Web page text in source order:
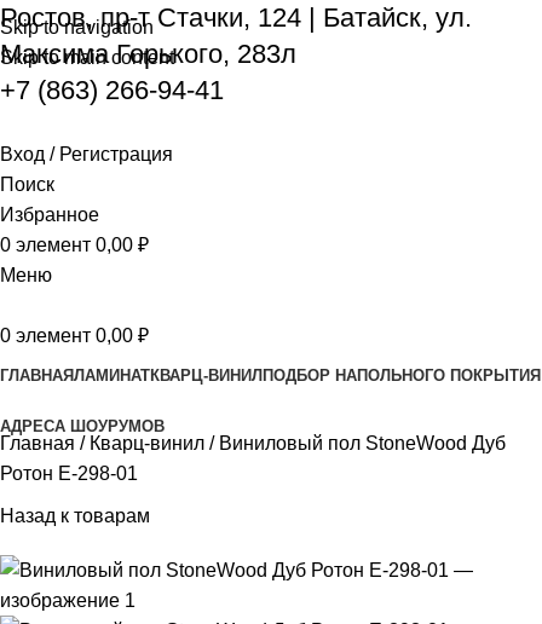
Skip to navigation
Skip to main content
Ростов, пр-т Стачки, 124 | Батайск, ул.
Максима Горького, 283л
+7 (863) 266-94-41
Вход / Регистрация
Поиск
Избранное
0 элемент 0,00 ₽
Меню
0 элемент 0,00 ₽
ГЛАВНАЯЛАМИНАТКВАРЦ-ВИНИЛ ПОДБОР НАПОЛЬНОГО ПОКРЫТИЯ
АДРЕСА ШОУРУМОВ
Главная Кварц-винил
Виниловый пол StoneWood Дуб
Ротон E-298-01
Назад к товарам